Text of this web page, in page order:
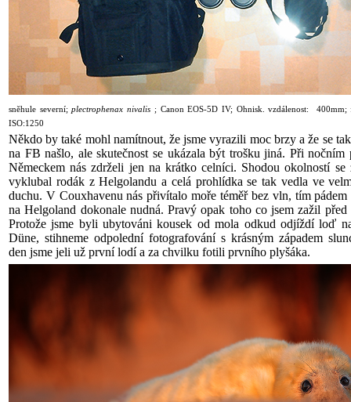
sněhule severní;plectrophenax nivalis ; Canon EOS-5D IV; Ohnisk. vzdálenost: 400mm;
ISO:1250
Někdo by také mohl namítnout, že jsme vyrazili moc brzy a že se
na FB našlo, ale skutečnost se ukázala být trošku jiná. Při nočním
Německem nás zdrželi jen na krátko celníci. Shodou okolností se
vyklubal rodák z Helgolandu a celá prohlídka se tak vedla ve
duchu. V Couxhavenu nás přivítalo moře téměř bez vln, tím pádem
na Helgoland dokonale nudná. Pravý opak toho co jsem zažil před
Protože jsme byli ubytováni kousek od mola odkud odjíždí loď
Düne, stihneme odpolední fotografování s krásným západem
den jsme jeli už první lodí a za chvilku fotili prvního plyšáka.